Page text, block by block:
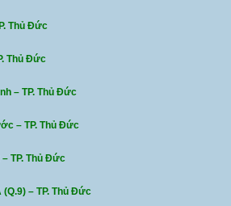
Thủ Đức
Thủ Đức
– TP. Thủ Đức
– TP. Thủ Đức
– TP. Thủ Đức
– TP. Thủ Đức